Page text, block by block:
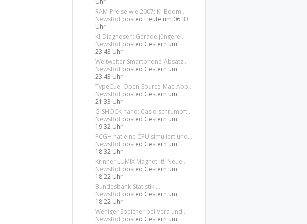
Uhr
RAM-Preise wie 2007: KI-Boom...
NewsBot posted Heute um 06:33
Uhr
KI-Diagnosen: Gerade jüngere...
NewsBot posted Gestern um
23:43 Uhr
Weltweiter Smartphone-Absatz...
NewsBot posted Gestern um
23:43 Uhr
TypeCue: Open-Source-Mac-App...
NewsBot posted Gestern um
21:33 Uhr
G-SHOCK nano: Casio schrumpft...
NewsBot posted Gestern um
19:32 Uhr
PCGH hat eine CPU simuliert und...
NewsBot posted Gestern um
18:32 Uhr
Krinner LUMIX Magnet-it!: Neue...
NewsBot posted Gestern um
18:22 Uhr
Bundesbank-Statistik:...
NewsBot posted Gestern um
18:22 Uhr
Weniger Speicher bei Vera und...
NewsBot posted Gestern um